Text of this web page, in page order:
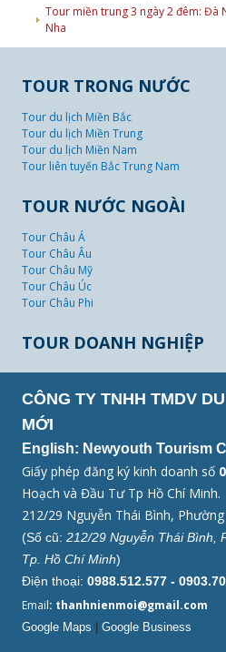
Tour miền trung 3 ngày 2 đêm: Đà
Nha
TOUR TRONG NƯỚC
Tour du lịch Miền Bắc
Tour du lịch Miền Trung
Tour du lịch Miền Nam
Tour liên tuyến Bắc Trung Nam
TOUR NƯỚC NGOÀI
Tour Châu Á
Tour Châu Âu
Tour Châu Mỹ
Tour Châu Úc
Tour Châu Phi
TOUR DOANH NGHIỆP
CÔNG TY TNHH TMDV
MỚI
English: Newyouth Tourism
Giấy phép đăng ký kinh doanh số
Hoạch và Đầu Tư Tp Hồ Chí Minh.
212/29 Nguyễn Thái Bình,
(Số cũ: 212/29 Nguyễn Thái Bình,
Tp. Hồ Chí Minh)
Điện thoại: 0988.512.577 -
Email: thanhnienmoi@gmail.com
Google Maps Google Business